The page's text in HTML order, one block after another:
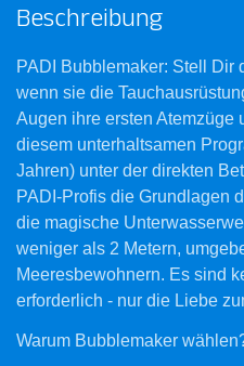
Beschreibung
PADI Bubblemaker: Stell Dir
wenn sie die
Augen ihre ersten Atemzüge
diesem unterhaltsamen
Jahren) unter der direkten
PADI-Profis die Grundlagen
die magische
weniger als 2 Metern,
Meeresbewohnern. Es sind
erforderlich - nur die Liebe
Warum Bubblemaker